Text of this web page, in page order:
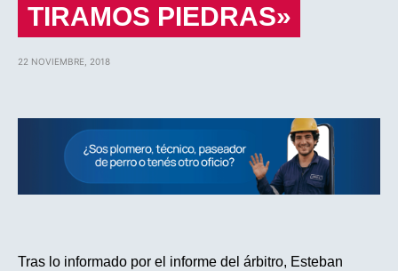
TIRAMOS PIEDRAS»
22 NOVIEMBRE, 2018
Tras lo informado por el informe del árbitro, Esteban